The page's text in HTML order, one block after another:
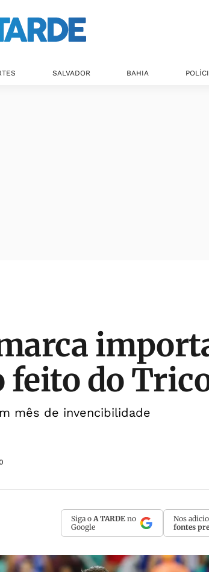
SALVADOR BAHIA
feito do
mês de invencibilidade
Siga o A TARDE no
Google
Nos
fontes